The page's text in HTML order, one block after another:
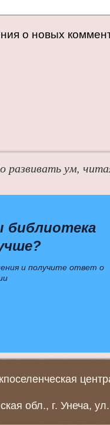
о новых
развивать ум,
библиотека
и получите ответ о
обл., г. Унеча,